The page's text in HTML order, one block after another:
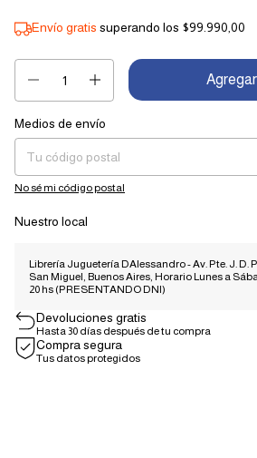
Envío gratis superando los $99.990,00
Entregas para el CP:
Medios de envío
No sé mi código postal
Nuestro local
Librería Juguetería DAlessandro - Av. Pte. J. D.
San Miguel, Buenos Aires, Horario Lunes a
20 hs (PRESENTANDO DNI)
Devoluciones gratis
Hasta 30 días después de tu compra
Compra segura
Tus datos protegidos